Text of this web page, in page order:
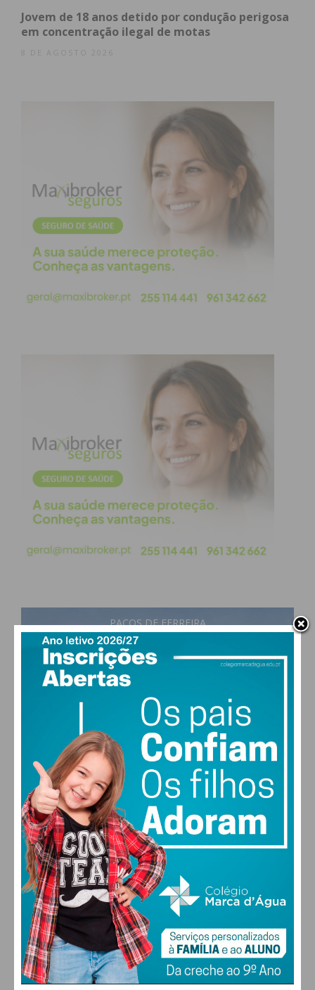
Eu li e concordo com os
Jovem de 18 anos detido por condução perigosa
em concentração ilegal de motas
8 DE AGOSTO 2026
PAÇOS DE FERREIRA
22°
scattered clouds
76% humidade
22°
SÁB
26
DOM
28°
SEG
30°
TER
ALTERAR
FARMACIAS DE SERVIÇO EM PAÇOS DE
FERREIRA